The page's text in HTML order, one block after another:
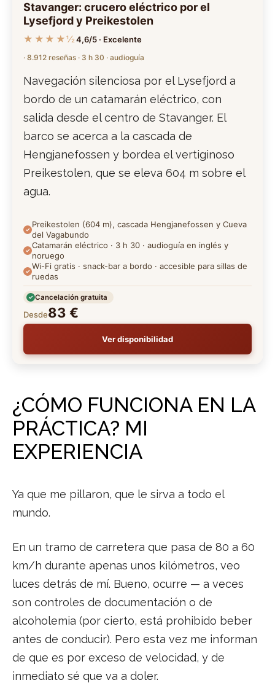
Stavanger: crucero eléctrico por el
Lysefjord y Preikestolen
★★★★½4,6/5 · Excelente
· 8.912 reseñas · 3 h 30 · audioguía
Navegación silenciosa por el Lysefjord a
bordo de un catamarán eléctrico, con
salida desde el centro de Stavanger. El
barco se acerca a la cascada de
Hengjanefossen y bordea el vertiginoso
Preikestolen, que se eleva 604 m sobre el
agua.
Preikestolen (604 m), cascada Hengjanefossen y Cueva
del Vagabundo
Catamarán eléctrico · 3 h 30 · audioguía en inglés y
noruego
Wi-Fi gratis · snack-bar a bordo · accesible para sillas de
ruedas
Cancelación gratuita
Desde83 €
Ver disponibilidad
¿CÓMO FUNCIONA EN LA
PRÁCTICA? MI
EXPERIENCIA
Ya que me pillaron, que le sirva a todo el
mundo.
En un tramo de carretera que pasa de 80 a 60
km/h durante apenas unos kilómetros, veo
luces detrás de mí. Bueno, ocurre — a veces
son controles de documentación o de
alcoholemia (por cierto, está prohibido beber
antes de conducir). Pero esta vez me informan
de que es por exceso de velocidad, y de
inmediato sé que va a doler.